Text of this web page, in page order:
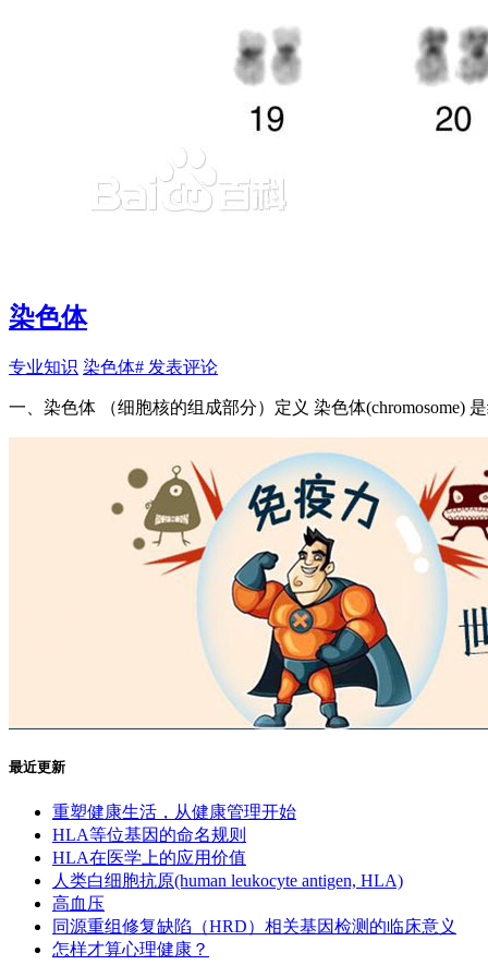
染色体
专业知识 染色体# 发表评论
一、染色体 （细胞核的组成部分）定义 染色体(chromosome)
最近更新
重塑健康生活，从健康管理开始
HLA等位基因的命名规则
HLA在医学上的应用价值
人类白细胞抗原(human leukocyte antigen, HLA)
高血压
同源重组修复缺陷（HRD）相关基因检测的临床意义
怎样才算心理健康？